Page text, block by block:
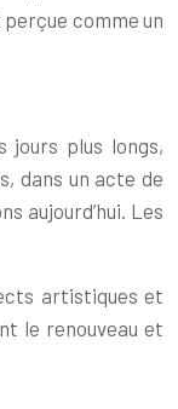
comme un
jours plus longs,
dans un acte de
aujourd’hui. Les
artistiques et
le renouveau et